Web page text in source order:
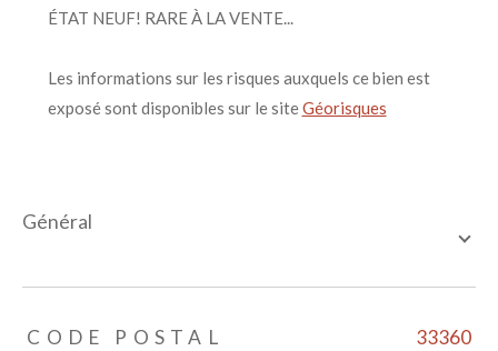
ÉTAT NEUF! RARE À LA VENTE...
Les informations sur les risques auxquels ce bien est
exposé sont disponibles sur le siteGéorisques
général
TRAD_ZEPHYR_Caracteristique TRAD_ZEPHYR_Valeurs
CODE POSTAL 33360